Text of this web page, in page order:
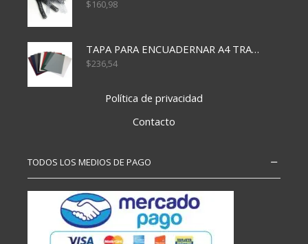
$160,98
TAPA PARA ENCUADERNAR A4 TRANSP x50x500
$236,54
Política de privacidad
Contacto
TODOS LOS MEDIOS DE PAGO